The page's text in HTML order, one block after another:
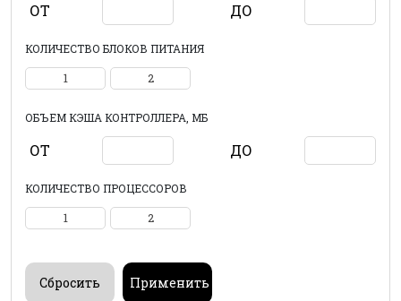
ОТ ДО
КОЛИЧЕСТВО БЛОКОВ ПИТАНИЯ
1 2
ОБЪЕМ КЭША КОНТРОЛЛЕРА, МБ
ОТ ДО
КОЛИЧЕСТВО ПРОЦЕССОРОВ
1 2